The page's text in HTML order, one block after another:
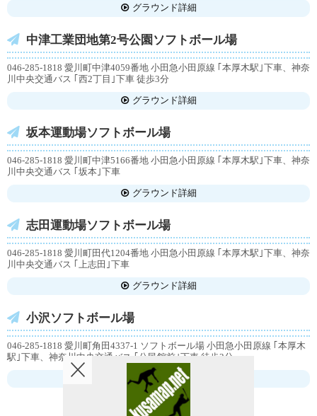
グラウンド詳細
中津工業団地第2号公園ソフトボール場
046-285-1818 愛川町中津4059番地 小田急小田原線 ｢本厚木駅｣下車、神奈
川中央交通バス ｢西2丁目｣下車 徒歩3分
グラウンド詳細
坂本運動場ソフトボール場
046-285-1818 愛川町中津5166番地 小田急小田原線 ｢本厚木駅｣下車、神奈
川中央交通バス ｢坂本｣下車
グラウンド詳細
志田運動場ソフトボール場
046-285-1818 愛川町田代1204番地 小田急小田原線 ｢本厚木駅｣下車、神奈
川中央交通バス ｢上志田｣下車
グラウンド詳細
小沢ソフトボール場
046-285-1818 愛川町角田4337-1 ソフトボール場 小田急小田原線 ｢本厚木
駅｣下車、神奈川中央交通バス ｢公民館前｣下車 徒歩2分
グラウンド詳細